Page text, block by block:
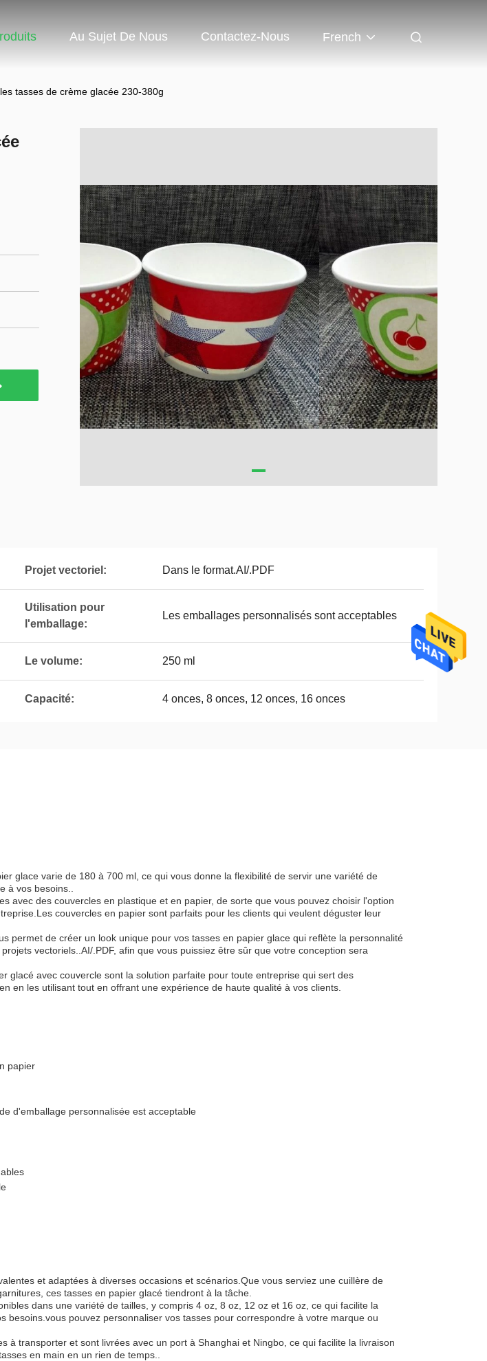
Au Sujet De Nous Contactez-Nous French
tasses de crème glacée 230-380g
Projet vectoriel: Dans le format.AI/.PDF
Utilisation pour
l'emballage:
Les emballages personnalisés sont acceptables
Le volume: 250 ml
Capacité: 4 onces, 8 onces, 12 onces, 16 onces
glace varie de 180 à 700 ml, ce qui vous donne la flexibilité de servir une variété de
à vos besoins..
avec des couvercles en plastique et en papier, de sorte que vous pouvez choisir l'option
couvercles en papier sont parfaits pour les clients qui veulent déguster leur
permet de créer un look unique pour vos tasses en papier glace qui reflète la personnalité
vectoriels..AI/.PDF, afin que vous puissiez être sûr que votre conception sera
glacé avec couvercle sont la solution parfaite pour toute entreprise qui sert des
en les utilisant tout en offrant une expérience de haute qualité à vos clients.
papier
d'emballage personnalisée est acceptable
et adaptées à diverses occasions et scénarios.Que vous serviez une cuillère de
ces tasses en papier glacé tiendront à la tâche.
dans une variété de tailles, y compris 4 oz, 8 oz, 12 oz et 16 oz, ce qui facilite la
besoins.vous pouvez personnaliser vos tasses pour correspondre à votre marque ou
à transporter et sont livrées avec un port à Shanghai et Ningbo, ce qui facilite la livraison
en main en un rien de temps..